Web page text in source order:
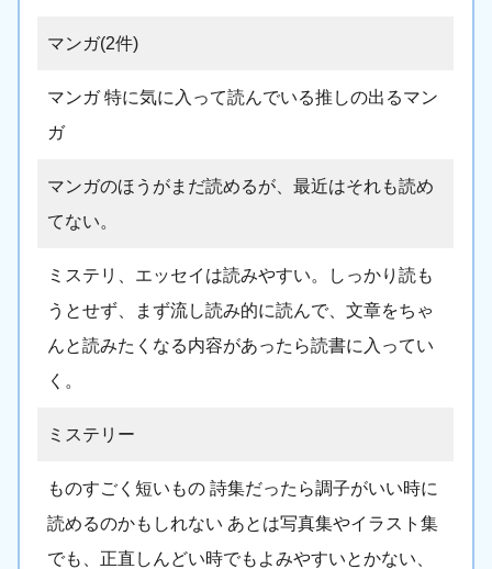
マンガ(2件)
マンガ 特に気に入って読んでいる推しの出るマン
ガ
マンガのほうがまだ読めるが、最近はそれも読め
てない。
ミステリ、エッセイは読みやすい。しっかり読も
うとせず、まず流し読み的に読んで、文章をちゃ
んと読みたくなる内容があったら読書に入ってい
く。
ミステリー
ものすごく短いもの 詩集だったら調子がいい時に
読めるのかもしれない あとは写真集やイラスト集
でも、正直しんどい時でもよみやすいとかない、